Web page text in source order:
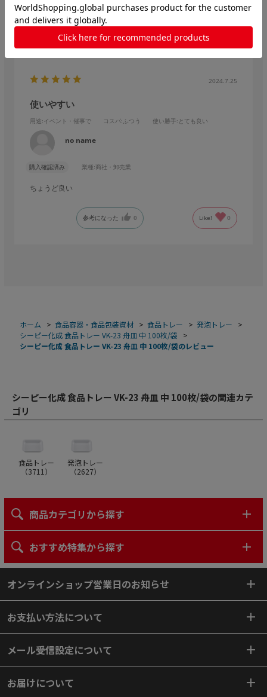
参考になった
2024.7.25
使いやすい
用途:イベント・催事で コスパ:ふつう 使い勝手 :とても良い
no name
購入確認済み 業種:商社・卸売業
ちょうど良い
参考になった 0 Like! 0
ホーム > 食品容器・食品包装資材 > 食品トレー > 発泡トレー
>
シーピー化成 食品トレー VK-23 舟皿 中 100枚/袋
>
シーピー化成 食品トレー VK-23 舟皿 中 100枚/袋のレビュー
シーピー化成 食品トレー VK-23 舟皿 中 100枚/袋の関連カテ
ゴリ
食品トレー
（3711 ）
発泡トレー
（2627）
商品カテゴリから探す
おすすめ特集から探す
オンラインショップ営業日のお知らせ
お支払い方法について
メール受信設定について
お届けについて